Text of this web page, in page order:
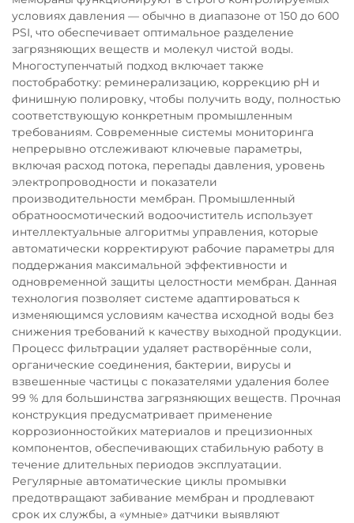
условиях давления — обычно в диапазоне от 150 до 600
PSI, что обеспечивает оптимальное разделение
загрязняющих веществ и молекул чистой воды.
Многоступенчатый подход включает также
постобработку: реминерализацию, коррекцию pH и
финишную полировку, чтобы получить воду, полностью
соответствующую конкретным промышленным
требованиям. Современные системы мониторинга
непрерывно отслеживают ключевые параметры,
включая расход потока, перепады давления, уровень
электропроводности и показатели
производительности мембран. Промышленный
обратноосмотический водоочиститель использует
интеллектуальные алгоритмы управления, которые
автоматически корректируют рабочие параметры для
поддержания максимальной эффективности и
одновременной защиты целостности мембран. Данная
технология позволяет системе адаптироваться к
изменяющимся условиям качества исходной воды без
снижения требований к качеству выходной продукции.
Процесс фильтрации удаляет растворённые соли,
органические соединения, бактерии, вирусы и
взвешенные частицы с показателями удаления более
99 % для большинства загрязняющих веществ. Прочная
конструкция предусматривает применение
коррозионностойких материалов и прецизионных
компонентов, обеспечивающих стабильную работу в
течение длительных периодов эксплуатации.
Регулярные автоматические циклы промывки
предотвращают забивание мембран и продлевают
срок их службы, а «умные» датчики выявляют